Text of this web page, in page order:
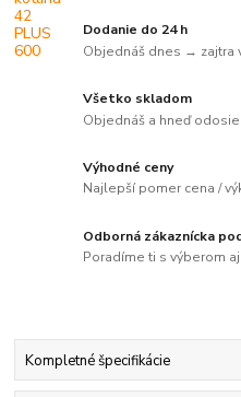
Dodanie do 24 h
Objednáš dnes → zajtra
Všetko skladom
Objednáš a hneď
Výhodné ceny
Najlepší pomer cena /
Odborná zákaznícka
Poradíme ti s výberom
Kompletné špecifikácie